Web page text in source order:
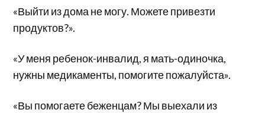
«Выйти из дома не могу. Можете привезти
продуктов?».
«У меня ребенок-инвалид, я мать-одиночка,
нужны медикаменты, помогите пожалуйста».
«Вы помогаете беженцам? Мы выехали из